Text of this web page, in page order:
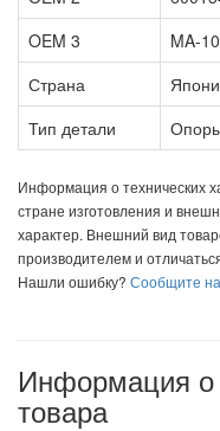
OEM 3
MA-
Страна
Тип детали
Информация о технических
стране изготовления и
характер. Внешний вид
производителем и
Нашли ошибку? Сообщите
Информация о
товара